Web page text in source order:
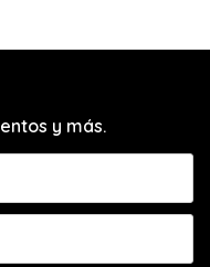
y más.